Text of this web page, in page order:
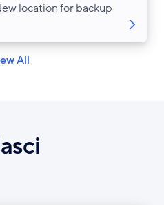
location for backup
All